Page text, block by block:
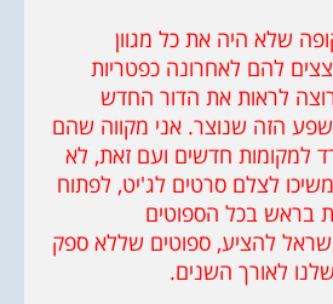
שלא היה את כל מגוון
להם לאחרונה כפטריות
לראות את הדור החדש
הזה שנוצר. אני מקווה שהם
למקומות חדשים ועם זאת, לא
לצלם סרטים לג'יט, לפתוח
בראש בכל הספוטים
להציע, ספוטים שללא ספק
לאורך השנים.